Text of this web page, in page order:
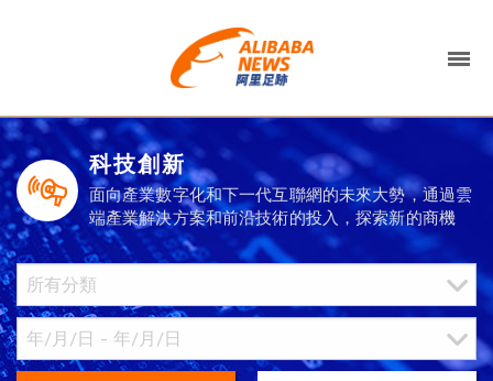
科技創新
面向產業數字化和下一代互聯網的未來大勢，通過雲
端產業解決方案和前沿技術的投入，探索新的商機